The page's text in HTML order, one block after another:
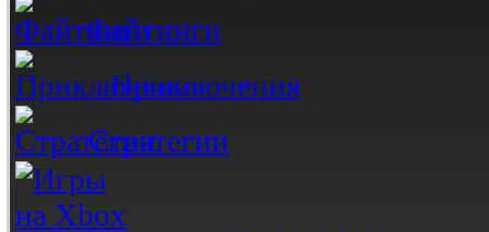
Файтинги
Приключения
Стратегии